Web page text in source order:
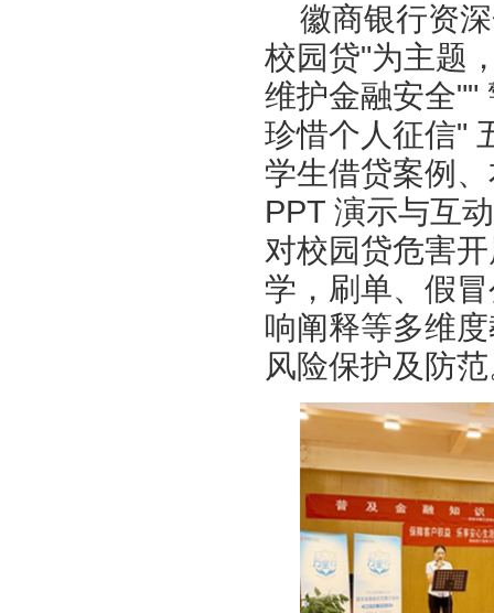
徽商银行资
校园贷"为主题
维护金融安全""
珍惜个人征信"
学生借贷案例
PPT 演示与互
对校园贷危害
学，刷单、假
响阐释等多维
风险保护及防